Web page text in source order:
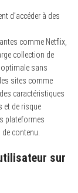
d’accéder à des
comme Netflix,
collection de
sans
sites comme
caractéristiques
et de risque
plateformes
contenu.
sur